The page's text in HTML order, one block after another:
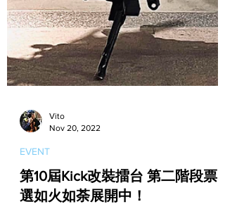
EVENT
第10屆Kick改裝擂台 第二階段票